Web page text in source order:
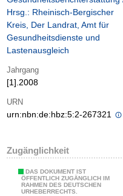
Hrsg.: Rheinisch-Bergischer
Kreis, Der Landrat, Amt für
Gesundheitsdienste und
Lastenausgleich
Jahrgang
[1].2008
URN
urn:nbn:de:hbz:5:2-267321
Zugänglichkeit
DAS DOKUMENT IST
ÖFFENTLICH ZUGÄNGLICH IM
RAHMEN DES DEUTSCHEN
URHEBERRECHTS.